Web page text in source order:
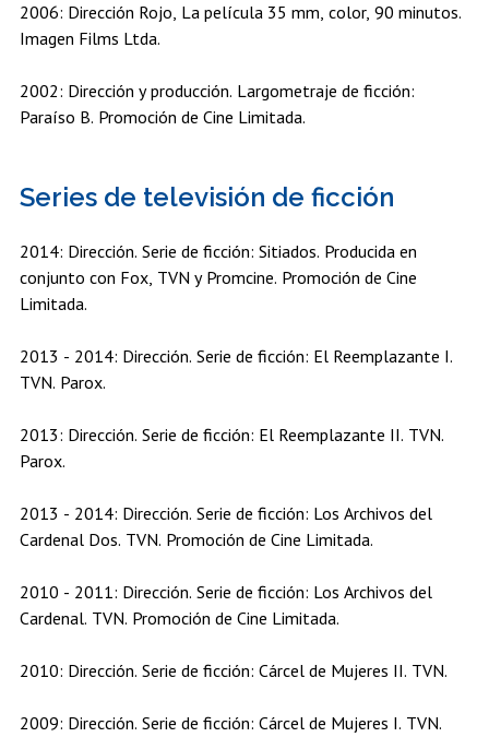
2006: Dirección Rojo, La película 35 mm, color, 90 minutos.
Imagen Films Ltda.
2002: Dirección y producción. Largometraje de ficción:
Paraíso B. Promoción de Cine Limitada.
Series de televisión de ficción
2014: Dirección. Serie de ficción: Sitiados. Producida en
conjunto con Fox, TVN y Promcine. Promoción de Cine
Limitada.
2013 - 2014: Dirección. Serie de ficción: El Reemplazante I.
TVN. Parox.
2013: Dirección. Serie de ficción: El Reemplazante II. TVN.
Parox.
2013 - 2014: Dirección. Serie de ficción: Los Archivos del
Cardenal Dos. TVN. Promoción de Cine Limitada.
2010 - 2011: Dirección. Serie de ficción: Los Archivos del
Cardenal. TVN. Promoción de Cine Limitada.
2010: Dirección. Serie de ficción: Cárcel de Mujeres II. TVN.
2009: Dirección. Serie de ficción: Cárcel de Mujeres I. TVN.